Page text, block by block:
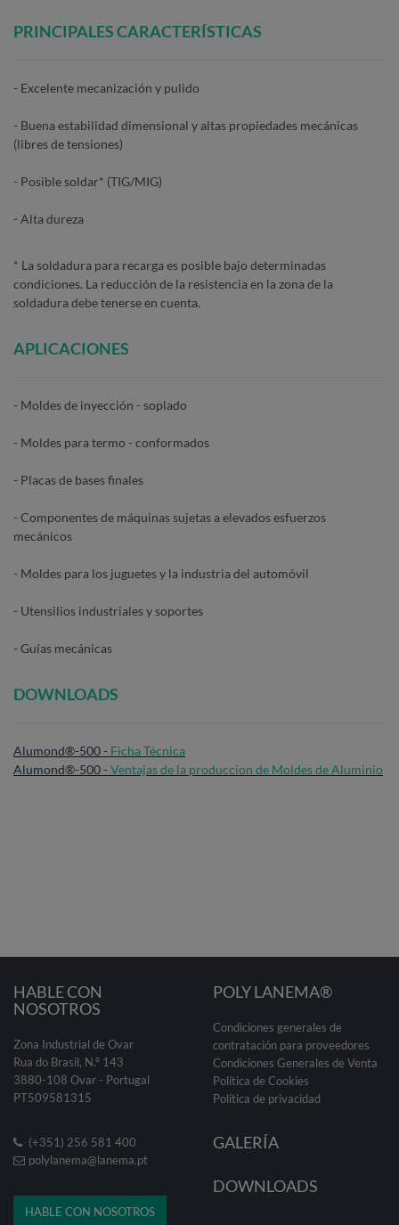
PRINCIPALES CARACTERÍSTICAS
- Excelente mecanización y pulido
- Buena estabilidad dimensional y altas propiedades mecánicas
(libres de tensiones)
- Posible soldar* (TIG/MIG)
- Alta dureza
* La soldadura para recarga es posible bajo determinadas
condiciones. La reducción de la resistencia en la zona de la
soldadura debe tenerse en cuenta.
APLICACIONES
- Moldes de inyección - soplado
- Moldes para termo - conformados
- Placas de bases finales
- Componentes de máquinas sujetas a elevados esfuerzos
mecánicos
- Moldes para los juguetes y la industria del automóvil
- Utensilios industriales y soportes
- Guías mecánicas
DOWNLOADS
Alumond®-500 - Ficha Técnica
Alumond®-500 - Ventajas de la produccion de Moldes de Aluminio
HABLE CON
NOSOTROS
Zona Industrial de Ovar
Rua do Brasil, N.º 143
3880-108 Ovar - Portugal
PT509581315
(+351) 256 581 400
polylanema@lanema.pt
HABLE CON NOSOTROS
POLY LANEMA®
Condiciones generales de
contratación para proveedores
Condiciones Generales de Venta
Política de Cookies
Política de privacidad
GALERÍA
DOWNLOADS